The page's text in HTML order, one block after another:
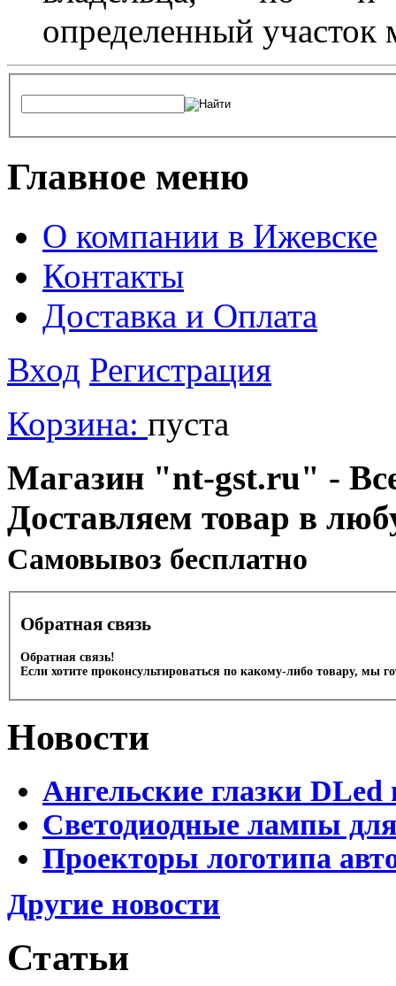
определенный участок
Главное меню
О компании в Ижевске
Контакты
Доставка и Оплата
Вход Регистрация
Корзина: пуста
Магазин "nt-gst.ru" -
Доставляем товар в
Cамовывоз бесплатно
Обратная связь
Обратная связь!
Если хотите проконсультироваться по какому-либо товару, мы
Новости
Ангельские глазки DLed
Светодиодные лампы
Проекторы логотипа
Другие новости
Статьи